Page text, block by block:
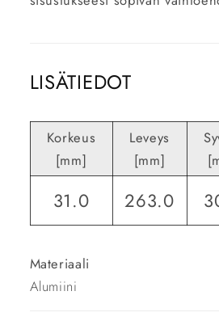
LISÄTIEDOT
Korkeus
[mm]
Leveys
[mm]
31.0 263.0
Materiaali
Alumiini